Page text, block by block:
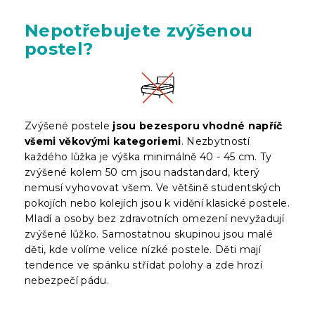
Nepotřebujete zvýšenou
postel?
Zvýšené postele jsou bezesporu vhodné napříč
všemi věkovými kategoriemi. Nezbytností
každého lůžka je výška minimálně 40 - 45 cm. Ty
zvýšené kolem 50 cm jsou nadstandard, který
nemusí vyhovovat všem. Ve většině studentských
pokojích nebo kolejích jsou k vidění klasické postele.
Mladí a osoby bez zdravotních omezení nevyžadují
zvýšené lůžko. Samostatnou skupinou jsou malé
děti, kde volíme velice nízké postele. Děti mají
tendence ve spánku střídat polohy a zde hrozí
nebezpečí pádu.